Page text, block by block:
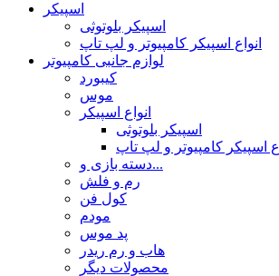
اسپیکر
اسپیکر بلوتوثی
انواع اسپیکر کامپیوتر و لپ تاپ
لوازم جانبی کامپیوتر
کیبورد
موس
انواع اسپیکر
اسپیکر بلوتوثی
اسپیکر کامپیوتر و لپ تاپ
دسته بازی و...
رم و فلش
کول فن
مودم
پد موس
هاب و رم ریدر
محصولات دیگر